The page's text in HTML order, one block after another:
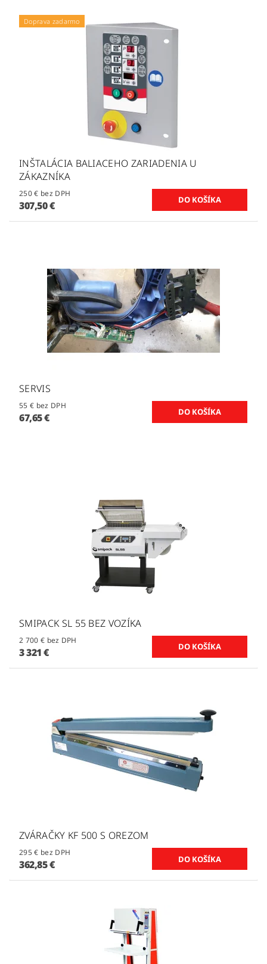
Doprava zadarmo
INŠTALÁCIA BALIACEHO ZARIADENIA U
ZÁKAZNÍKA
250 € bez DPH
307,50 €
SERVIS
55 € bez DPH
67,65 €
SMIPACK SL 55 BEZ VOZÍKA
2 700 € bez DPH
3 321 €
ZVÁRAČKY KF 500 S OREZOM
295 € bez DPH
362,85 €